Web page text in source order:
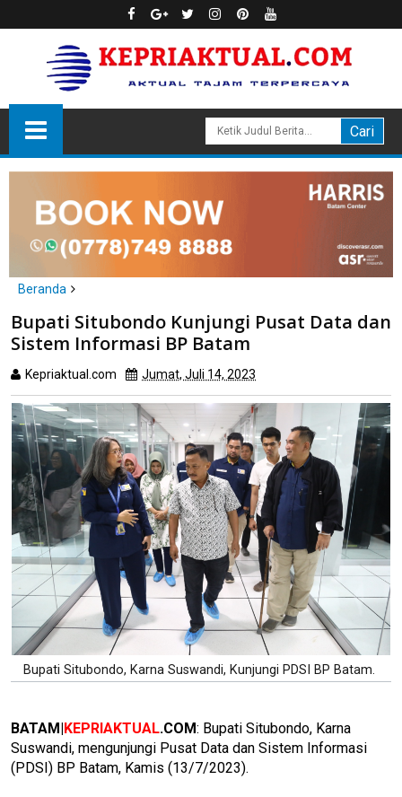
Beranda
Bupati Situbondo Kunjungi Pusat Data dan Sistem Informasi BP
Bupati Situbondo Kunjungi Pusat Data dan
Sistem Informasi BP Batam
Kepriaktual.com Jumat, Juli 14, 2023
Bupati Situbondo, Karna Suswandi, Kunjungi PDSI BP Batam.
BATAM|KEPRIAKTUAL.COM: Bupati Situbondo, Karna
Suswandi, mengunjungi Pusat Data dan Sistem Informasi
(PDSI) BP Batam, Kamis (13/7/2023).